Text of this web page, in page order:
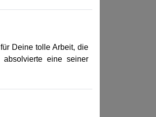
Deine tolle Arbeit, die
eine seiner